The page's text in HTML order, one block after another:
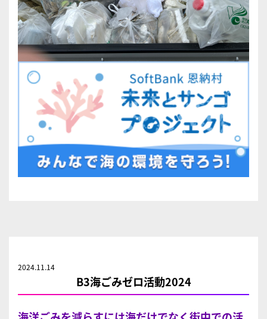
2024.11.14
B3海ごみゼロ活動2024